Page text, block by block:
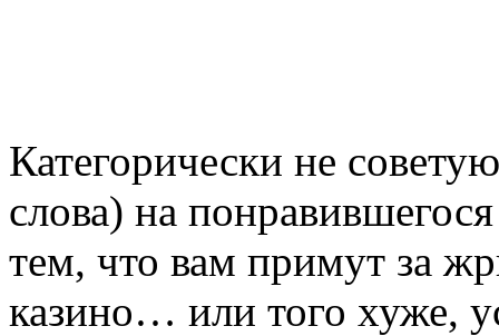
Категорически не
слова) на
тем, что вам примут за
казино… или того хуже,